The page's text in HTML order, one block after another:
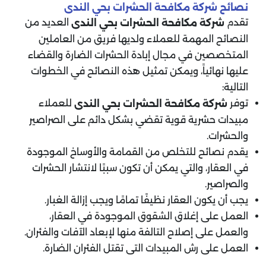
نصائح شركة مكافحة الحشرات بحي الندى
تقدم شركة مكافحة الحشرات بحي الندى العديد من
النصائح المهمة للعملاء ولديها فريق من العاملين
المتخصصين في مجال إبادة الحشرات الضارة والقضاء
عليها نهائياً، ويمكن تمثيل هذه النصائح في الخطوات
التالية:
توفر شركة مكافحة الحشرات بحي الندى للعملاء
مبيدات حشرية قوية تقضي بشكل دائم على الصراصير
والحشرات.
يقدم نصائح للتخلص من القمامة والأوساخ الموجودة
في العقار، والتي يمكن أن تكون سببًا لانتشار الحشرات
والصراصير.
يجب أن يكون العقار نظيفًا تمامًا ويجب إزالة الغبار.
العمل على إغلاق الشقوق الموجودة في العقار،
والعمل على إصلاح التالفة منها لإبعاد الآفات والفئران.
العمل على رش المبيدات التي تقتل الفئران الضارة.